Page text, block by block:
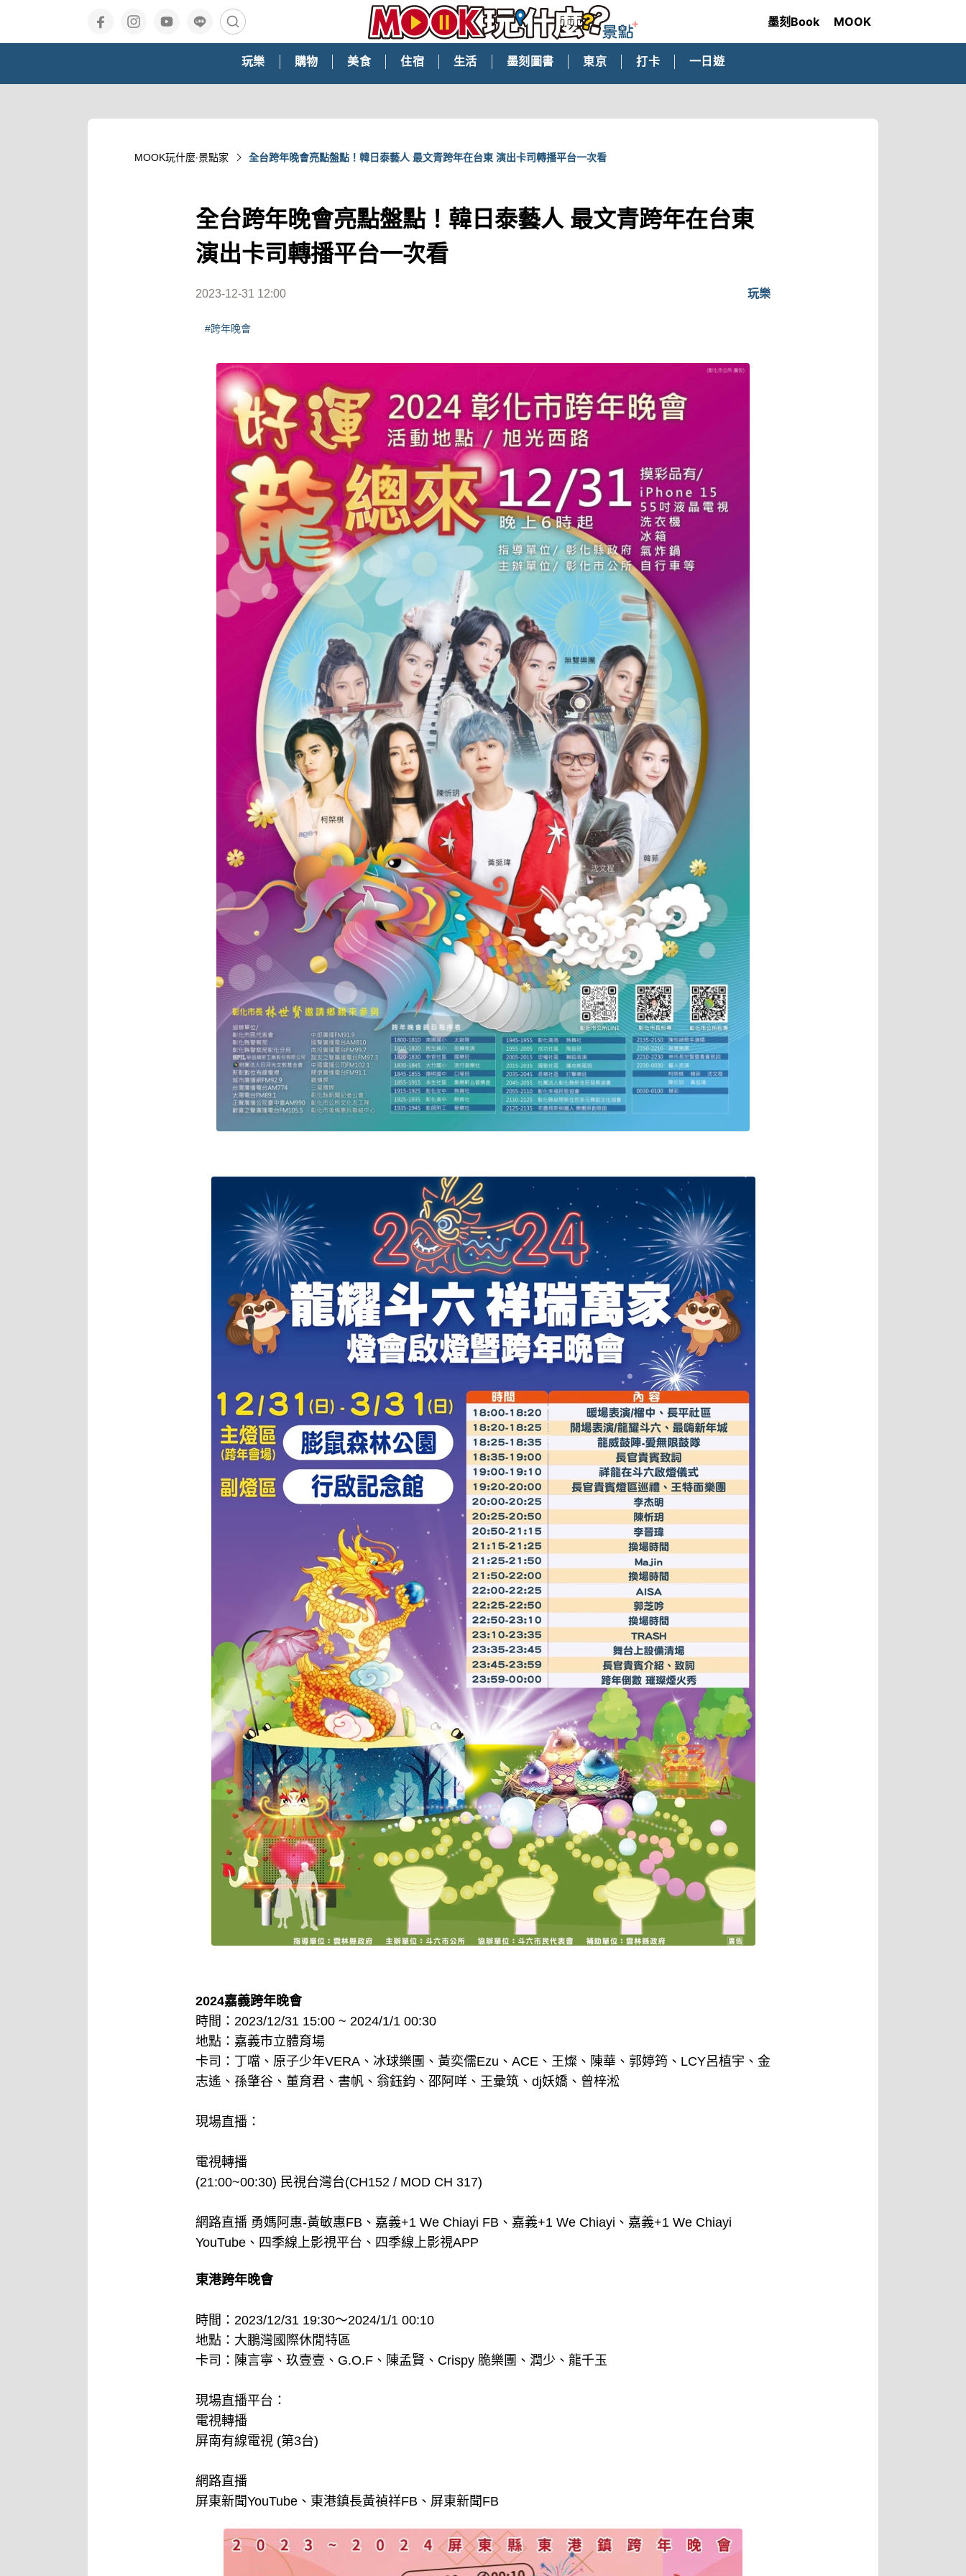
墨刻Book MOOK
玩樂 購物 美食 住宿 生活 墨刻圖書 東京 打卡 一日遊
MOOK玩什麼‧景點家 全台跨年晚會亮點盤點！韓日泰藝人 最文青跨年在台東 演出卡司轉播平台一次看
全台跨年晚會亮點盤點！韓日泰藝人 最文青跨年在台東
演出卡司轉播平台一次看
2023-12-31 12:00 玩樂
#跨年晚會
2024嘉義跨年晚會
時間：2023/12/31 15:00 ~ 2024/1/1 00:30
地點：嘉義市立體育場
卡司：丁噹、原子少年VERA、冰球樂團、黃奕儒Ezu、ACE、王燦、陳華、郭婷筠、LCY呂植宇、金
志遙、孫肇谷、董育君、書帆、翁鈺鈞、邵阿咩、王彙筑、dj妖嬌、曾梓淞
現場直播：
電視轉播
(21:00~00:30) 民視台灣台(CH152 / MOD CH 317)
網路直播 勇媽阿惠-黃敏惠FB、嘉義+1 We Chiayi FB、嘉義+1 We Chiayi、嘉義+1 We Chiayi
YouTube、四季線上影視平台、四季線上影視APP
東港跨年晚會
時間：2023/12/31 19:30～2024/1/1 00:10
地點：大鵬灣國際休閒特區
卡司：陳言寧、玖壹壹、G.O.F、陳孟賢、Crispy 脆樂團、潤少、龍千玉
現場直播平台：
電視轉播
屏南有線電視 (第3台)
網路直播
屏東新聞YouTube、東港鎮長黃禎祥FB、屏東新聞FB